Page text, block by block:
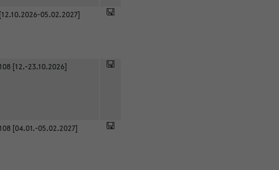
05.02.2027]
[12.-23.10.2026]
[04.01.-05.02.2027]